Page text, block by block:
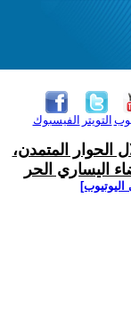
الفيسبوك التويتر
الحوار المتمدن،
اليساري الحر